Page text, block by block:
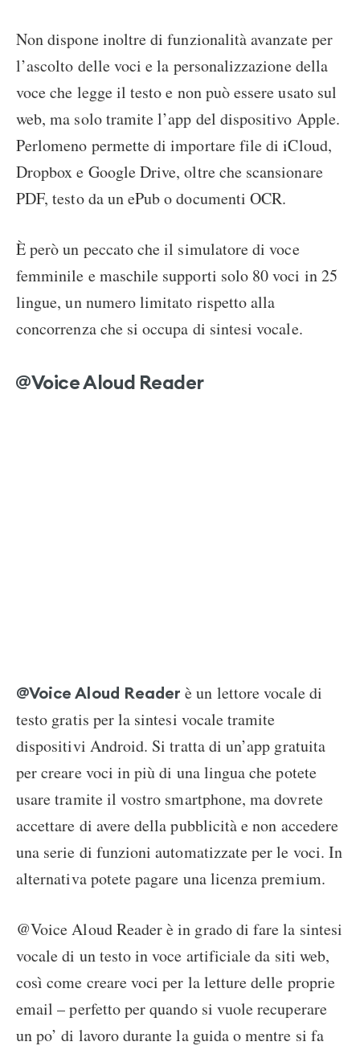
Non dispone inoltre di funzionalità avanzate per
l’ascolto delle voci e la personalizzazione della
voce che legge il testo e non può essere usato sul
web, ma solo tramite l’app del dispositivo Apple.
Perlomeno permette di importare file di iCloud,
Dropbox e Google Drive, oltre che scansionare
PDF, testo da un ePub o documenti OCR.
È però un peccato che il simulatore di voce
femminile e maschile supporti solo 80 voci in 25
lingue, un numero limitato rispetto alla
concorrenza che si occupa di sintesi vocale.
@Voice Aloud Reader
@Voice Aloud Readerè un lettore vocale di
testo gratis per la sintesi vocale tramite
dispositivi Android. Si tratta di un’app gratuita
per creare voci in più di una lingua che potete
usare tramite il vostro smartphone, ma dovrete
accettare di avere della pubblicità e non accedere
una serie di funzioni automatizzate per le voci. In
alternativa potete pagare una licenza premium.
@Voice Aloud Reader è in grado di fare la sintesi
vocale di un testo in voce artificiale da siti web,
così come creare voci per la letture delle proprie
email – perfetto per quando si vuole recuperare
un po’ di lavoro durante la guida o mentre si fa